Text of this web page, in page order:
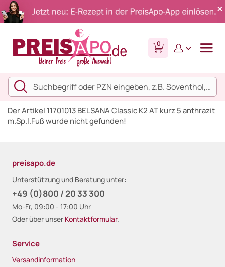
0
Der Artikel 11701013 BELSANA Classic K2 AT kurz 5 anthrazit
m.Sp.l.Fuß wurde nicht gefunden!
preisapo.de
Unterstützung und Beratung unter:
+49 (0)800 / 20 33 300
Mo-Fr, 09:00 - 17:00 Uhr
Oder über unser Kontaktformular.
Service
Versandinformation